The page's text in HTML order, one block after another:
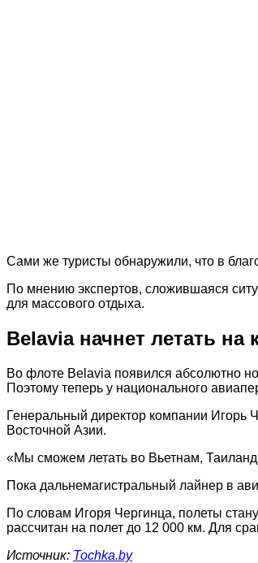
Сами же туристы обнаружили, что в
По мнению экспертов, сложившаяся
для массового отдыха.
Belavia начнет летать
Во флоте Belavia появился абсолютно
Поэтому теперь у национального
Генеральный директор компании Игорь
Восточной Азии.
«Мы сможем летать во Вьетнам,
Пока дальнемагистральный лайнер в
По словам Игоря Чергинца, полеты
рассчитан на полет до 12 000 км. Для
Источник: Tochka.by